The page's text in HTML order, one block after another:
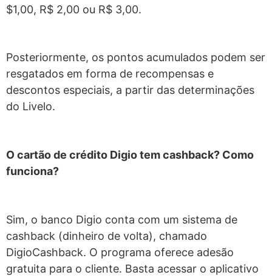
$1,00, R$ 2,00 ou R$ 3,00.
Posteriormente, os pontos acumulados podem ser
resgatados em forma de recompensas e
descontos especiais, a partir das determinações
do Livelo.
O cartão de crédito Digio tem cashback? Como
funciona?
Sim, o banco Digio conta com um sistema de
cashback (dinheiro de volta), chamado
DigioCashback. O programa oferece adesão
gratuita para o cliente. Basta acessar o aplicativo